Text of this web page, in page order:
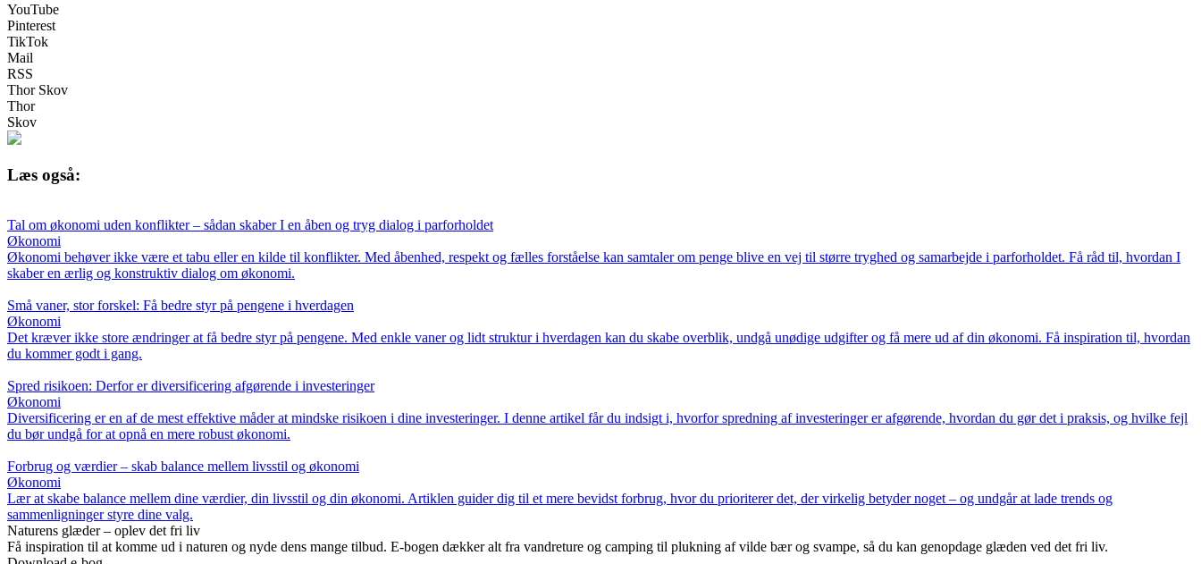
YouTube
Pinterest
TikTok
Mail
RSS
Thor Skov
Thor
Skov
Læs også:
Tal om økonomi uden konflikter – sådan skaber I en åben og tryg dialog i parforholdet
Økonomi
Økonomi behøver ikke være et tabu eller en kilde til konflikter. Med åbenhed, respekt og fælles forståelse kan samtaler om penge blive en vej til større tryghed og samarbejde i parforholdet. Få råd til, hvordan I
skaber en ærlig og konstruktiv dialog om økonomi.
Små vaner, stor forskel: Få bedre styr på pengene i hverdagen
Økonomi
Det kræver ikke store ændringer at få bedre styr på pengene. Med enkle vaner og lidt struktur i hverdagen kan du skabe overblik, undgå unødige udgifter og få mere ud af din økonomi. Få inspiration til, hvordan
du kommer godt i gang.
Spred risikoen: Derfor er diversificering afgørende i investeringer
Økonomi
Diversificering er en af de mest effektive måder at mindske risikoen i dine investeringer. I denne artikel får du indsigt i, hvorfor spredning af investeringer er afgørende, hvordan du gør det i praksis, og hvilke fejl
du bør undgå for at opnå en mere robust økonomi.
Forbrug og værdier – skab balance mellem livsstil og økonomi
Økonomi
Lær at skabe balance mellem dine værdier, din livsstil og din økonomi. Artiklen guider dig til et mere bevidst forbrug, hvor du prioriterer det, der virkelig betyder noget – og undgår at lade trends og
sammenligninger styre dine valg.
Naturens glæder – oplev det fri liv
Få inspiration til at komme ud i naturen og nyde dens mange tilbud. E-bogen dækker alt fra vandreture og camping til plukning af vilde bær og svampe, så du kan genopdage glæden ved det fri liv.